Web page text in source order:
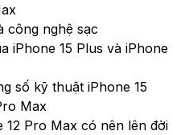
công nghệ sạc
iPhone 15 Plus và iPhone
số kỹ thuật iPhone 15
Max
12 Pro Max có nên lên đời